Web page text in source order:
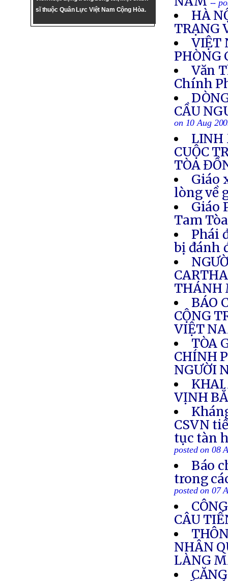
sĩ thuộc Quân Lực Việt Nam Cộng Hòa.
--
HÀ
TRẠNG
VIỆT
PHÒNG
Văn
Chính
CẦU
on 10 Aug
LINH
CUỘC
TÒA
Giáo
lòng về
Giáo
Tam Tòa
Phái
bị đánh
THÁNH
BÁO
CỘNG
VIỆT
TÒA
CHÍNH
NGƯỜI
KHAI
VỊNH
CSVN
tục tàn
posted on 08
Báo
trong
posted on 07
CÂU
NHÂN
LÀNG